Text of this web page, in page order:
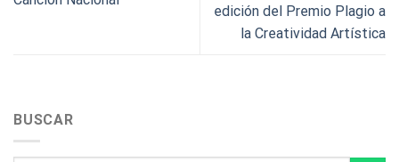
edición del Premio Plagio a
la Creatividad Artística
BUSCAR